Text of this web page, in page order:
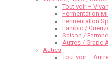
Tout voir –
Fermentation
Fermentation
Lambic /
Saison /
Autres / Grape
Autres
Tout voir –